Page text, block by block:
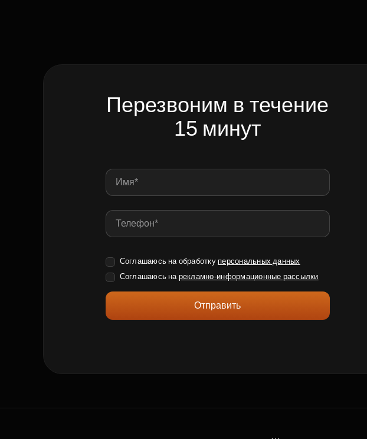
Перезвоним в течение
15 минут
Соглашаюсь на обработку персональных данных
Соглашаюсь на рекламно-информационные рассылки
Отправить